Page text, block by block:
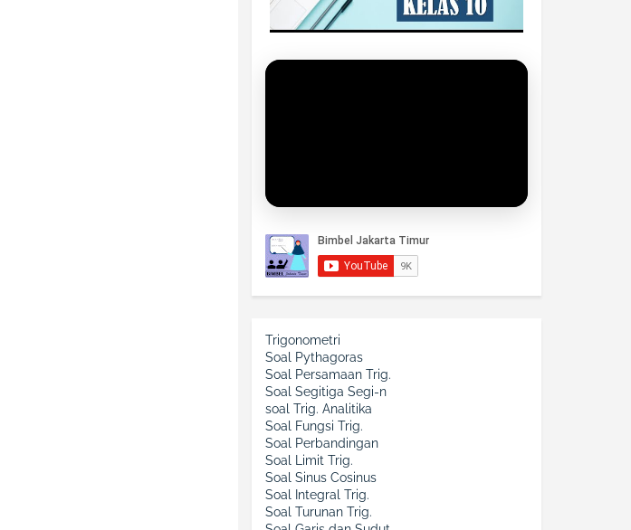
Trigonometri
Soal Pythagoras
Soal Persamaan Trig.
Soal Segitiga Segi-n
soal Trig. Analitika
Soal Fungsi Trig.
Soal Perbandingan
Soal Limit Trig.
Soal Sinus Cosinus
Soal Integral Trig.
Soal Turunan Trig.